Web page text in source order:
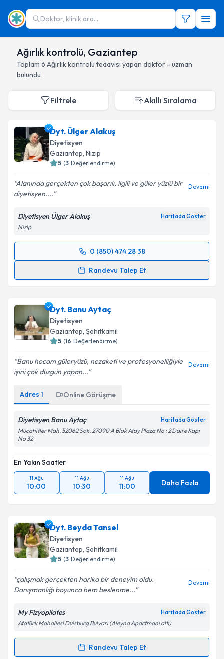
Doktor, klinik ara...
Ağırlık kontrolü, Gaziantep
Toplam 6 Ağırlık kontrolü tedavisi yapan doktor - uzman
bulundu
Filtrele Akıllı Sıralama
Dyt. Ülger Alakuş
Diyetisyen
Gaziantep, Nizip
5 (3 Değerlendirme)
Alanında gerçekten çok başarılı, ilgili ve güler yüzlü bir
diyetisyen....
Devamı
Diyetisyen Ülger Alakuş Haritada Göster
Nizip
0 (850) 474 28 38
Randevu Talep Et
Randevu Takvimi Talebi
takvim hazırlandığında e-posta ile bilgilendireceğiz.
E-posta Adresiniz
Kişisel verilerimin işlenmesine ilişkin
kapsamda işlenmesini kabul ediyorum.
Takvim Talebini Gönder
Dyt. Banu Aytaç
Diyetisyen
Gaziantep, Şehitkamil
5 (16 Değerlendirme)
Banu hocam güleryüzü, nezaketi ve profesyonelliğiyle
işini çok düzgün yapan...
Devamı
Adres 1 Online Görüşme
Diyetisyen Banu Aytaç Haritada Göster
Mücahitler Mah. 52062 Sok. 27090 A Blok Atay Plaza No : 2 Daire Kapı
No 32
En Yakın Saatler
11 Ağu
10:00
11 Ağu
10:30
11 Ağu
11:00 Daha Fazla
Dyt. Beyda Tansel
Diyetisyen
Gaziantep, Şehitkamil
5 (3 Değerlendirme)
çalışmak gerçekten harika bir deneyim oldu.
Danışmanlığı boyunca hem beslenme...
Devamı
My Fizyopilates Haritada Göster
Atatürk Mahallesi Duisburg Bulvarı (Aleyna Apartmanı altı)
Randevu Talep Et
Randevu Takvimi Talebi